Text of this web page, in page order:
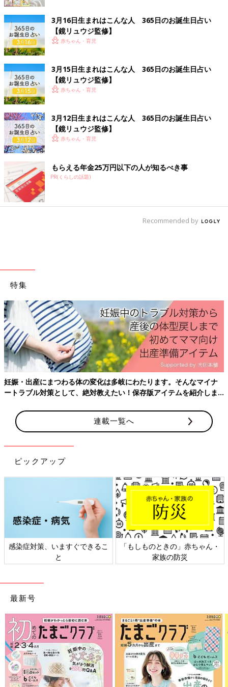
児童手当、いただけるだけ有り難い！それは本当にすごく感謝し
が、なんか３月生まれって、損してるように思えちゃう！
だって同い年の４月生まれさんは、３月生まれより11か月分も多
なんで支給は年度末までなの～！誕生月で区切ろうよ～！
４月生まれは早く生まれてる分お金もかかるとか、３月生まれは
っていうのは、何十年も先すぎて実感わきませんけど(笑)
第３子の考え方もね、わかりますよ、高校卒業したら働いてたり
しますもんね。もうそんなお金かかんないだろってね。それもわ
かるんですけど、たった３年後にはもう次女は第２子扱いになっ
ちゃうことに気づいて、ちょっとショック。これも年の差きょう
だいの末っ子あるあるでしょうか。
第３子はいつまでも第３子扱いにしてほしい～！
3月16日生まれはこんな人 365日のお誕生日占い
【鏡リュウジ監修】
赤ちゃん・育児
3月15日生まれはこんな人 365日のお誕生日占い
【鏡リュウジ監修】
赤ちゃん・育児
3月12日生まれはこんな人 365日のお誕生日占い
【鏡リュウジ監修】
赤ちゃん・育児
もらえる年金25万円以下の人が知るべき事
PR(くらしの話題)
Recommended by
特集
妊娠・出産にまつわる体の変化は多岐にわたります。そんなマイナ
ートラブル対策として、絶対教えたい！保存版アイテムを紹介しま
連載一覧へ
ピックアップ
感染症対策、いますぐできるこ
と
「もしものときの」赤ちゃん・
家族の防災
最新号